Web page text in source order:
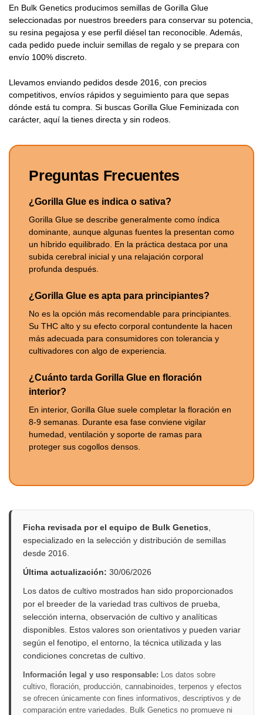
En Bulk Genetics producimos semillas de Gorilla Glue
seleccionadas por nuestros breeders para conservar su potencia,
su resina pegajosa y ese perfil diésel tan reconocible. Además,
cada pedido puede incluir semillas de regalo y se prepara con
envío 100% discreto.
Llevamos enviando pedidos desde 2016, con precios
competitivos, envíos rápidos y seguimiento para que sepas
dónde está tu compra. Si buscas Gorilla Glue Feminizada con
carácter, aquí la tienes directa y sin rodeos.
Preguntas Frecuentes
¿Gorilla Glue es indica o sativa?
Gorilla Glue se describe generalmente como índica
dominante, aunque algunas fuentes la presentan como
un híbrido equilibrado. En la práctica destaca por una
subida cerebral inicial y una relajación corporal
profunda después.
¿Gorilla Glue es apta para principiantes?
No es la opción más recomendable para principiantes.
Su THC alto y su efecto corporal contundente la hacen
más adecuada para consumidores con tolerancia y
cultivadores con algo de experiencia.
¿Cuánto tarda Gorilla Glue en floración
interior?
En interior, Gorilla Glue suele completar la floración en
8-9 semanas. Durante esa fase conviene vigilar
humedad, ventilación y soporte de ramas para
proteger sus cogollos densos.
Ficha revisada por el equipo de Bulk Genetics
especializado en la selección y distribución de semillas
desde 2016.
Última actualización: 30/06/2026
Los datos de cultivo mostrados han sido proporcionados
por el breeder de la variedad tras cultivos de prueba,
selección interna, observación de cultivo y analíticas
disponibles. Estos valores son orientativos y pueden variar
según el fenotipo, el entorno, la técnica utilizada y las
condiciones concretas de cultivo.
Información legal y uso responsable: Los datos sobre
cultivo, floración, producción, cannabinoides, terpenos y efectos
se ofrecen únicamente con fines informativos, descriptivos y de
comparación entre variedades. Bulk Genetics no promueve ni